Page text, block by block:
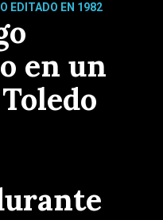
EDITADO EN 1982
en un